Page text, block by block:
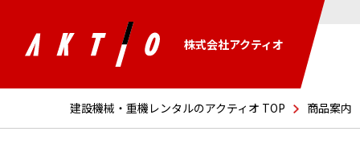
株式会社アクティオ
建設機械・重機レンタルのアクティオ TOP 商品案内